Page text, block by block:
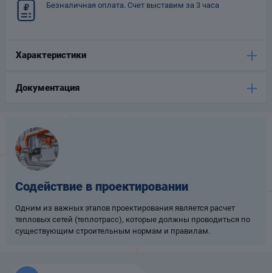
Безналичная оплата. Счет выставим за 3 часа
Характеристики
Документация
Содействие в проектировании
Одним из важных этапов проектирования является расчет
тепловых сетей (теплотрасс), которые должны проводиться по
существующим строительным нормам и правилам.
трубопроводов
Компенсаторы